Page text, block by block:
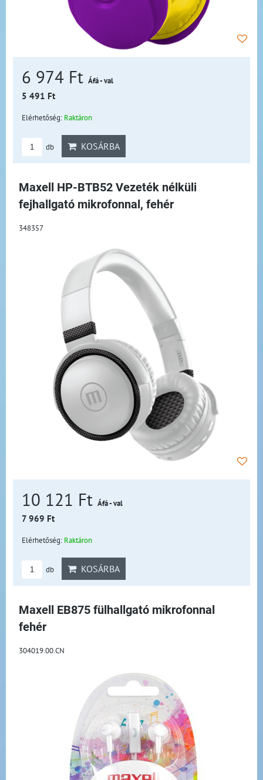
6 974 Ft Áfá - val
5 491 Ft
Elérhetőség: Raktáron
db KOSÁRBA
Maxell HP-BTB52 Vezeték nélküli
fejhallgató mikrofonnal, fehér
348357
10 121 Ft Áfá - val
7 969 Ft
Elérhetőség: Raktáron
db KOSÁRBA
Maxell EB875 fülhallgató mikrofonnal
fehér
304019.00.CN